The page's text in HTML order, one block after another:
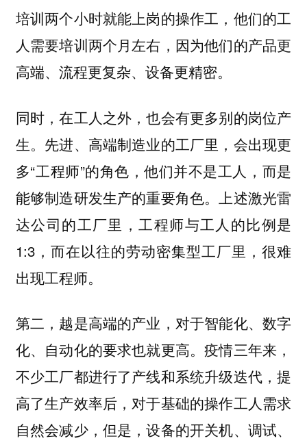
培训两个小时就能上岗的操作工，他们的工
人需要培训两个月左右，因为他们的产品更
高端、流程更复杂、设备更精密。
同时，在工人之外，也会有更多别的岗位产
生。先进、高端制造业的工厂里，会出现更
多“工程师”的角色，他们并不是工人，而是
能够制造研发生产的重要角色。上述激光雷
达公司的工厂里，工程师与工人的比例是
1:3，而在以往的劳动密集型工厂里，很难
出现工程师。
第二，越是高端的产业，对于智能化、数字
化、自动化的要求也就更高。疫情三年来，
不少工厂都进行了产线和系统升级迭代，提
高了生产效率后，对于基础的操作工人需求
自然会减少，但是，设备的开关机、调试、